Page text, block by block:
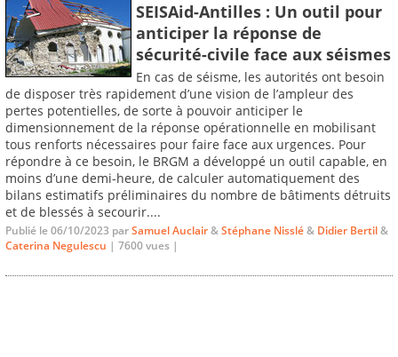
SEISAid-Antilles : Un outil pour
anticiper la réponse de
sécurité-civile face aux séismes
En cas de séisme, les autorités ont besoin
de disposer très rapidement d’une vision de l’ampleur des
pertes potentielles, de sorte à pouvoir anticiper le
dimensionnement de la réponse opérationnelle en mobilisant
tous renforts nécessaires pour faire face aux urgences. Pour
répondre à ce besoin, le BRGM a développé un outil capable, en
moins d’une demi-heure, de calculer automatiquement des
bilans estimatifs préliminaires du nombre de bâtiments détruits
et de blessés à secourir....
Publié le 06/10/2023 parSamuel Auclair&Stéphane Nisslé& Didier Bertil&
Caterina Negulescu | 7600 vues |